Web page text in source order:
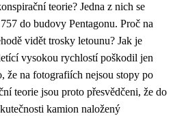
teorie? Jedna z nich se
do budovy Pentagonu. Proč na
vidět trosky letounu? Jak je
vysokou rychlostí poškodil jen
že na fotografiích nejsou stopy po
teorie jsou proto přesvědčeni, že do
kamion naložený